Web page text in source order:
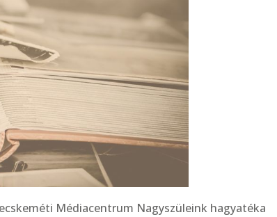
Médiacentrum Nagyszüleink hagyatéka